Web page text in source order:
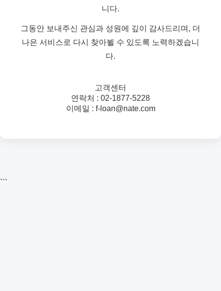
니다.
그동안 보내주신 관심과 성원에 깊이 감사드리며, 더
나은 서비스로 다시 찾아뵐 수 있도록 노력하겠습니
다.
고객센터
연락처 : 02-1877-5228
이메일 : f-loan@nate.com
```